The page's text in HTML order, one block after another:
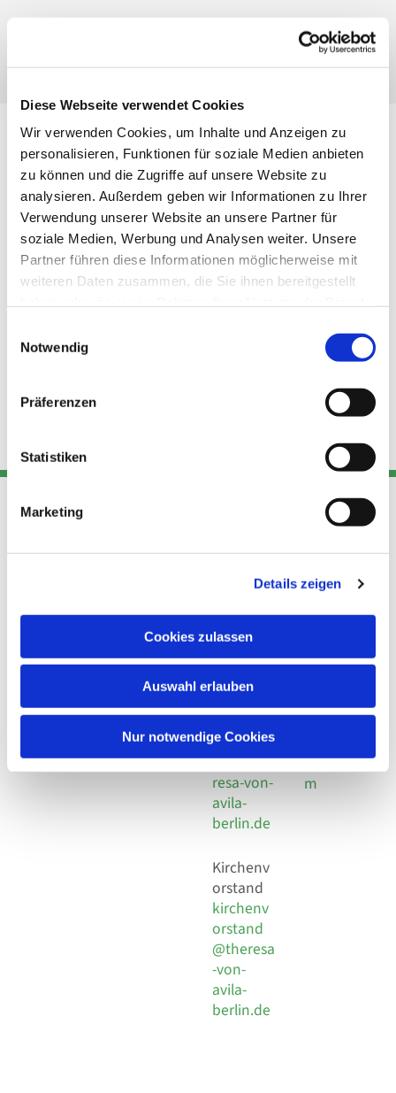
Diese Webseite verwendet Cookies
Wir verwenden Cookies, um Inhalte und Anzeigen zu
personalisieren, Funktionen für soziale Medien anbieten
zu können und die Zugriffe auf unsere Website zu
analysieren. Außerdem geben wir Informationen zu Ihrer
Verwendung unserer Website an unsere Partner für
soziale Medien, Werbung und Analysen weiter. Unsere
Partner führen diese Informationen möglicherweise mit
weiteren Daten zusammen, die Sie ihnen bereitgestellt
Notwendig
Präferenzen
Statistiken
Marketing
Details zeigen
Cookies zulassen
Auswahl erlauben
Nur notwendige Cookies
Alexianer St. Joseph Krankenhaus, Kirche,
Adresse
Kirchengemeinde Pfarrei
Hl. Theresa von Avila Berlin
Leitender Pfarrer - Norbert
Behaimstr. 39
Kont
Telefon
+49 30
924 64 28
Fax +49
30 924 54
18
E-Mail
info@the
resa-von-
avila-
berlin.de
Kirchenv
orstand
kirchenv
orstand
@theresa
-von-
avila-
berlin.de
Links
Datensch
utz
Social
Impressu
m